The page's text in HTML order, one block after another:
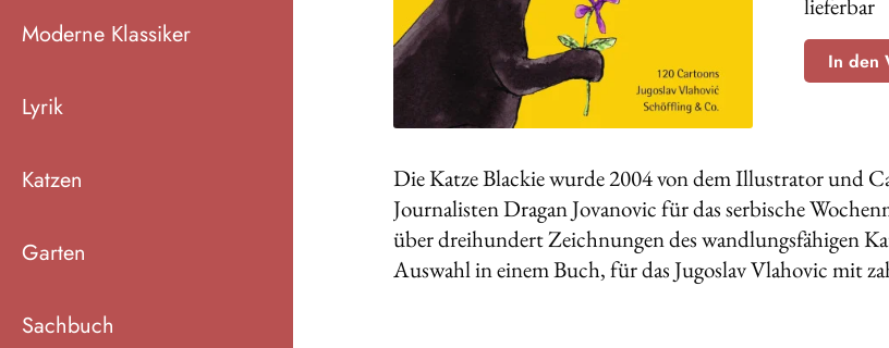
Moderne Klassiker
Lyrik
Katzen
Garten
Sachbuch
In den
Die Katze Blackie wurde 2004 von dem Illustrator und
Journalisten Dragan Jovanovic für das serbische
über dreihundert Zeichnungen des wandlungsfähigen
Auswahl in einem Buch, für das Jugoslav Vlahovic mit